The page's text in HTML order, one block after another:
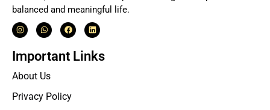
balanced and meaningful life.
Important Links
About Us
Privacy Policy